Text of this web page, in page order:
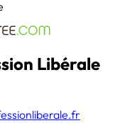
Libérale